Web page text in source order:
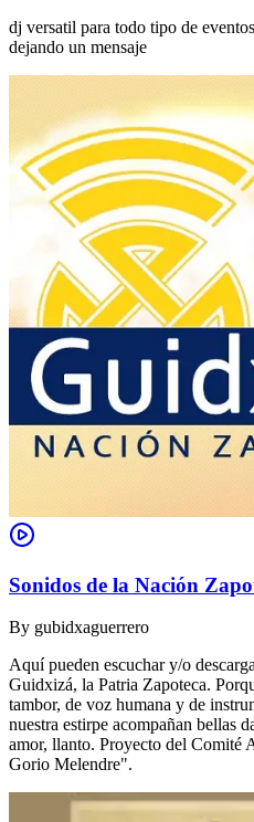
dj versatil para todo tipo de
dejando un mensaje
Sonidos de la Nación
By gubidxaguerrero
Aquí pueden escuchar y/o
Guidxizá, la Patria Zapoteca.
tambor, de voz humana y de
nuestra estirpe acompañan bellas
amor, llanto. Proyecto del Comité
Gorio Melendre".